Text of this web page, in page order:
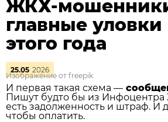
ЖКХ-
главные уловки
этого года
25.05 2026
Изображение от freepik
И первая такая схема —
Пишут будто бы из Инфоцентра
есть задолженность и штраф. И
чтобы оплатить.